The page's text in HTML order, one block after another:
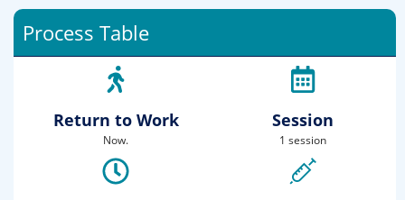
Process Table
Return to Work
Now.
Session
1 session